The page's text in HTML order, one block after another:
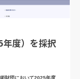
イムス」に掲
まパーク」プロジェクト
しています。
度）を採択
財団において2025年度